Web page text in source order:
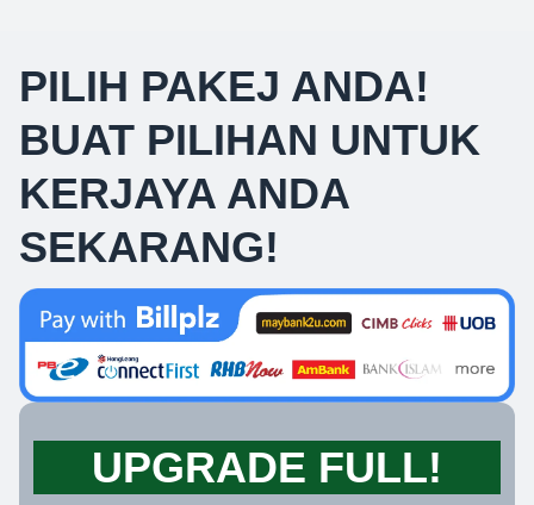
PILIH PAKEJ ANDA!
BUAT PILIHAN UNTUK
KERJAYA ANDA
SEKARANG!
UPGRADE FULL!